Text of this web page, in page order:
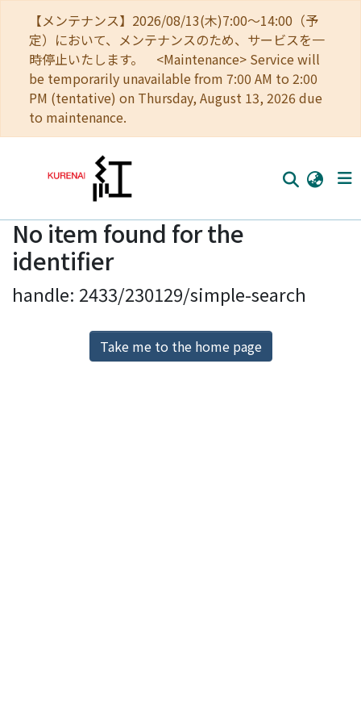
【メンテナンス】2026/08/13(木)7:00～14:00（予
定）において、メンテナンスのため、サービスを一
時停止いたします。 <Maintenance> Service will
be temporarily unavailable from 7:00 AM to 2:00
PM (tentative) on Thursday, August 13, 2026 due
to maintenance.
Home
Communities
Browse
Download Ranking
No item found for the
identifier
handle: 2433/230129/simple-search
Take me to the home page